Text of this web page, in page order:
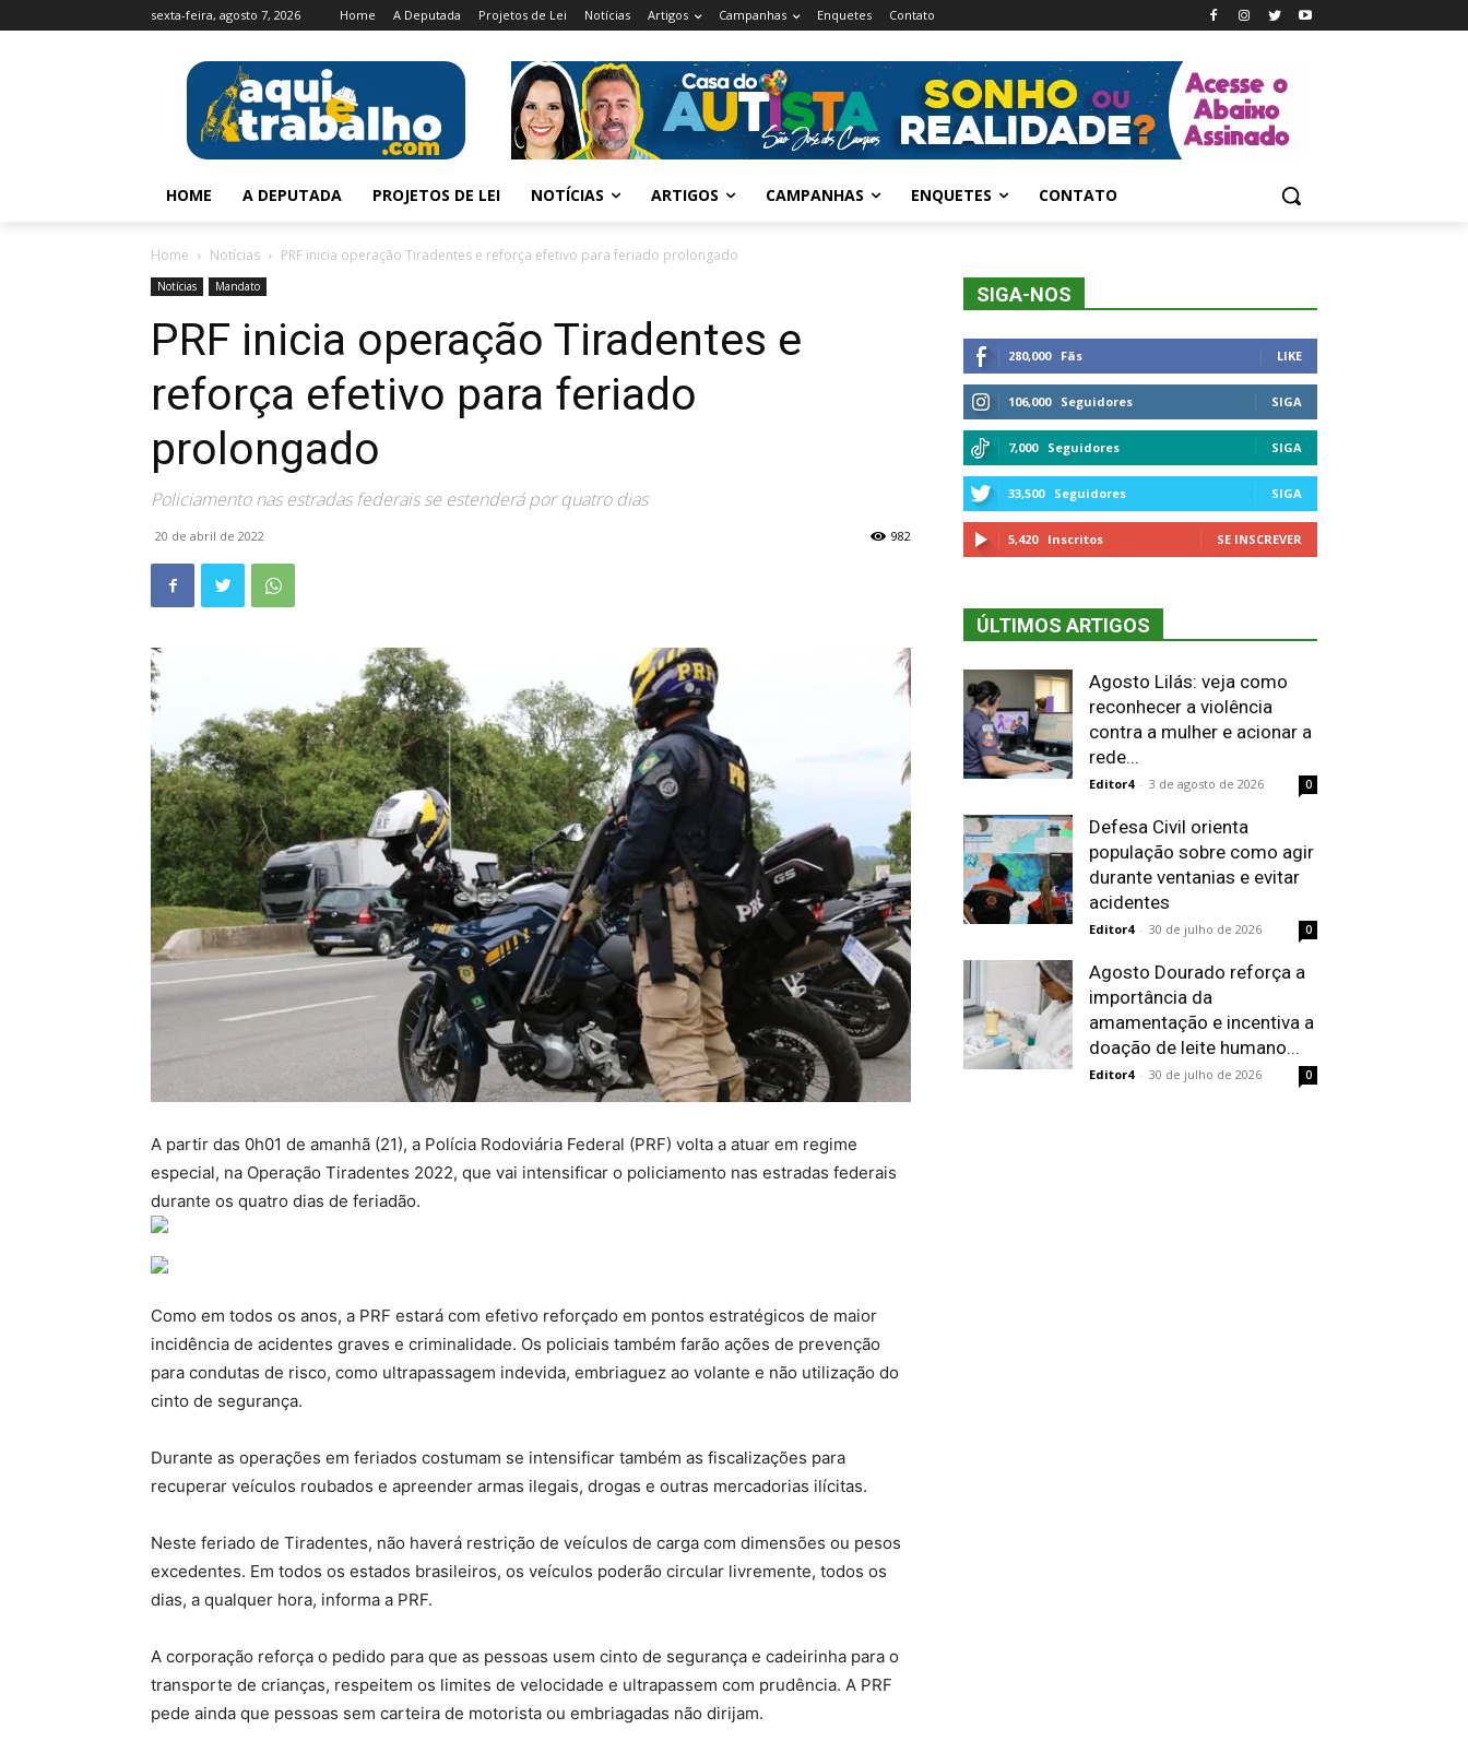
sexta-feira, agosto 7, 2026 Home A Deputada Projetos de Lei Notícias Artigos Campanhas Enquetes Contato
HOME A DEPUTADA PROJETOS DE LEI NOTÍCIAS ARTIGOS CAMPANHAS ENQUETES CONTATO
Home Notícias PRF inicia operação Tiradentes e reforça efetivo para feriado prolongado
Notícias Mandato
PRF inicia operação Tiradentes e
reforça efetivo para feriado
prolongado
Policiamento nas estradas federais se estenderá por quatro dias
20 de abril de 2022 982
A partir das 0h01 de amanhã (21), a Polícia Rodoviária Federal (PRF) volta a atuar em regime
especial, na Operação Tiradentes 2022, que vai intensificar o policiamento nas estradas federais
durante os quatro dias de feriadão.
Como em todos os anos, a PRF estará com efetivo reforçado em pontos estratégicos de maior
incidência de acidentes graves e criminalidade. Os policiais também farão ações de prevenção
para condutas de risco, como ultrapassagem indevida, embriaguez ao volante e não utilização do
cinto de segurança.
Durante as operações em feriados costumam se intensificar também as fiscalizações para
recuperar veículos roubados e apreender armas ilegais, drogas e outras mercadorias ilícitas.
Neste feriado de Tiradentes, não haverá restrição de veículos de carga com dimensões ou pesos
excedentes. Em todos os estados brasileiros, os veículos poderão circular livremente, todos os
dias, a qualquer hora, informa a PRF.
A corporação reforça o pedido para que as pessoas usem cinto de segurança e cadeirinha para o
transporte de crianças, respeitem os limites de velocidade e ultrapassem com prudência. A PRF
pede ainda que pessoas sem carteira de motorista ou embriagadas não dirijam.
SIGA-NOS
280,000 Fãs LIKE
106,000 Seguidores SIGA
7,000 Seguidores SIGA
33,500 Seguidores SIGA
5,420 Inscritos SE INSCREVER
ÚLTIMOS ARTIGOS
Agosto Lilás: veja como
reconhecer a violência
contra a mulher e acionar a
rede...
Editor4 - 3 de agosto de 2026 0
Defesa Civil orienta
população sobre como agir
durante ventanias e evitar
acidentes
Editor4 - 30 de julho de 2026 0
Agosto Dourado reforça a
importância da
amamentação e incentiva a
doação de leite humano...
Editor4 - 30 de julho de 2026 0